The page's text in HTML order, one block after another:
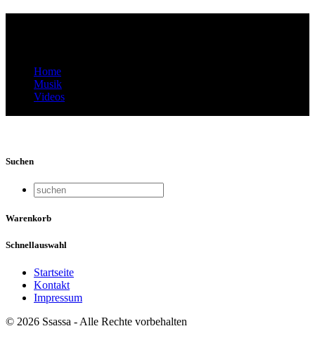
Home
Musik
Videos
Suchen
Warenkorb
Schnellauswahl
Startseite
Kontakt
Impressum
© 2026 Ssassa - Alle Rechte vorbehalten